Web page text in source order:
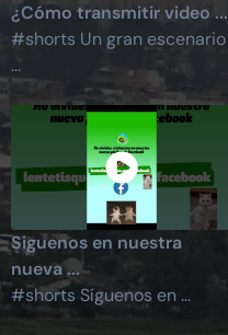
¿Cómo transmitir video ...
#shorts Un gran escenario
...
Siguenos en nuestra
nueva ...
#shorts Síguenos en ...